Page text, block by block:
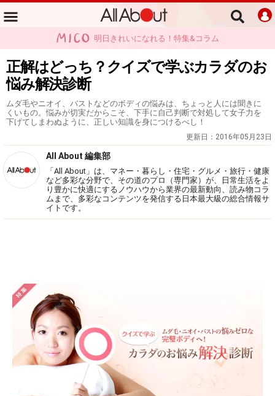
明日きれいになれる！特集&コラム
正解はどっち？クイズで学ぶカラダのお
悩み解決診断
ムダ毛やニオイ、バストなどのボディの悩みは、ちょっと人には聞きに
くいもの。悩みが切実だからこそ、下手に自己判断で対処して女子力を
下げてしまわぬように、正しい知識を身につけるべし！
更新日： 2016年05月23日
All About 編集部
「All About」は、マネー・暮らし・住宅・グルメ・旅行・健康
など多彩な分野で、その道のプロ（専門家）が、日常生活をよ
り豊かに快適にするノウハウから業界の最新動向、読み物コラ
ムまで、多彩なコンテンツを発信する日本最大級の総合情報サ
イトです。